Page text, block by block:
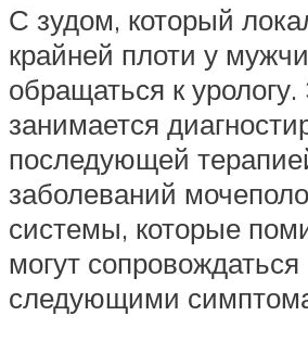
С зудом, который
крайней плоти у
обращаться к урологу.
занимается
последующей
заболеваний
системы, которые
могут сопровождаться
следующими